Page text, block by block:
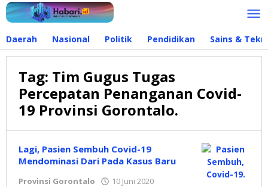
Lewati
ke
Daerah Nasional Politik Pendidikan Sains &
Tag: Tim Gugus Tugas
Percepatan Penanganan Covid-
19 Provinsi Gorontalo.
Lagi, Pasien Sembuh Covid-19
Mendominasi Dari Pada Kasus Baru
Provinsi Gorontalo 10 Juni 2020